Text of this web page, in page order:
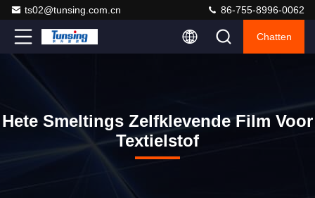
ts02@tunsing.com.cn 86-755-8996-0062
Chatten
Hete Smeltings Zelfklevende Film Voor
Textielstof